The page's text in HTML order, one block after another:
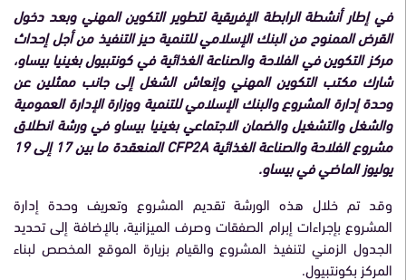
في إطار أنشطة الرابطة الإفريقية لتطوير التكوين المهني وبعد دخول
القرض الممنوح من البنك الإسلامي للتنمية حيز التنفيذ من أجل إحداث
مركز التكوين في الفلاحة والصناعة الغذائية في كونتبيول بغينيا بيساو،
شارك مكتب التكوين المهني وإنعاش الشغل إلى جانب ممثلين عن
وحدة إدارة المشروع والبنك الإسلامي للتنمية ووزارة الإدارة العمومية
والشغل والتشغيل والضمان الاجتماعي بغينيا بيساو في ورشة انطلاق
مشروع الفلاحة والصناعة الغذائية CFP2A المنعقدة ما بين 17 إلى 19
يوليوز الماضي في بيساو.
وقد تم خلال هذه الورشة تقديم المشروع وتعريف وحدة إدارة
المشروع بإجراءات إبرام الصفقات وصرف الميزانية، بالإضافة إلى تحديد
الجدول الزمني لتنفيذ المشروع والقيام بزيارة الموقع المخصص لبناء
المركز بكونتبيول.